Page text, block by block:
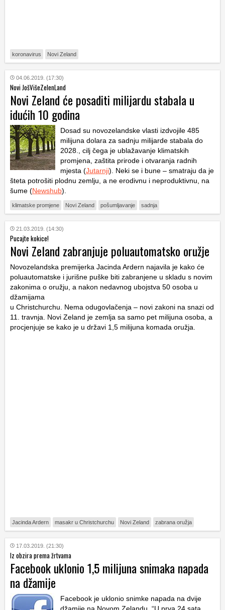
koronavirus Novi Zeland
04.06.2019. (17:30)
Novi JošVišeZelenLand
Novi Zeland će posaditi milijardu stabala u
idućih 10 godina
Dosad su novozelandske vlasti izdvojile 485
milijuna dolara za sadnju milijarde stabala do
2028., cilj čega je ublažavanje klimatskih
promjena, zaštita prirode i otvaranja radnih
mjesta (Jutarnji). Neki se i bune – smatraju da je
šteta potrošiti plodnu zemlju, a ne erodivnu i neproduktivnu, na
šume (Newshub).
klimatske promjene Novi Zeland pošumljavanje sadnja
21.03.2019. (14:30)
Pucajte kokice!
Novi Zeland zabranjuje poluautomatsko oružje
Novozelandska premijerka Jacinda Ardern najavila je kako će
poluautomatske i jurišne puške biti zabranjene u skladu s novim
zakonima o oružju, a nakon nedavnog ubojstva 50 osoba u
džamijama
u Christchurchu. Nema odugovlačenja – novi zakoni na snazi od
11. travnja. Novi Zeland je zemlja sa samo pet milijuna osoba, a
procjenjuje se kako je u državi 1,5 milijuna komada oružja.
Jacinda Ardern masakr u Christchurchu Novi Zeland zabrana oružja
17.03.2019. (21:30)
Iz obzira prema žrtvama
Facebook uklonio 1,5 milijuna snimaka napada
na džamije
Facebook je uklonio snimke napada na dvije
džamije na Novom Zelandu. “U prva 24 sata